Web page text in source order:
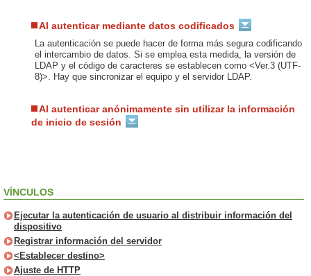
Al autenticar mediante datos codificados
La autenticación se puede hacer de forma más segura codificando
el intercambio de datos. Si se emplea esta medida, la versión de
LDAP y el código de caracteres se establecen como <Ver.3 (UTF-
8)>. Hay que sincronizar el equipo y el servidor LDAP.
Al autenticar anónimamente sin utilizar la información
de inicio de sesión
VÍNCULOS
Ejecutar la autenticación de usuario al distribuir información del
dispositivo
Registrar información del servidor
<Establecer destino>
Ajuste de HTTP